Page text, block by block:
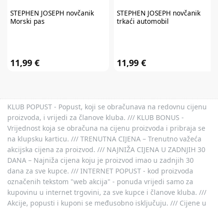
STEPHEN JOSEPH novčanik
Morski pas
11,99 €
STEPHEN JOSEPH novčanik
trkaći automobil
11,99 €
KLUB POPUST - Popust, koji se obračunava na redovnu cijenu
proizvoda, i vrijedi za članove kluba. /// KLUB BONUS -
Vrijednost koja se obračuna na cijenu proizvoda i pribraja se
na klupsku karticu. /// TRENUTNA CIJENA – Trenutno važeća
akcijska cijena za proizvod. /// NAJNIŽA CIJENA U ZADNJIH 30
DANA – Najniža cijena koju je proizvod imao u zadnjih 30
dana za sve kupce. /// INTERNET POPUST - kod proizvoda
označenih tekstom "web akcija" - ponuda vrijedi samo za
kupovinu u internet trgovini, za sve kupce i članove kluba. ///
Akcije, popusti i kuponi se međusobno isključuju. /// Cijene u